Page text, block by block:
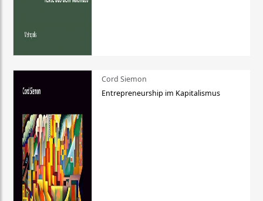
Cord Siemon
Entrepreneurship im Kapitalismus